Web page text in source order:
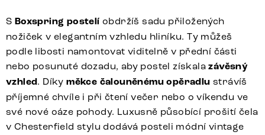
S Boxspring postelí obdržíš sadu přiložených
nožiček v elegantním vzhledu hliníku. Ty můžeš
podle libosti namontovat viditelně v přední části
nebo posunuté dozadu, aby postel získalazávěsný
vzhled. Díkyměkce čalouněnému opěradlu strávíš
příjemné chvíle i při čtení večer nebo o víkendu ve
své nové oáze pohody. Luxusně působící prošití čela
v Chesterfield stylu dodává posteli módní vintage